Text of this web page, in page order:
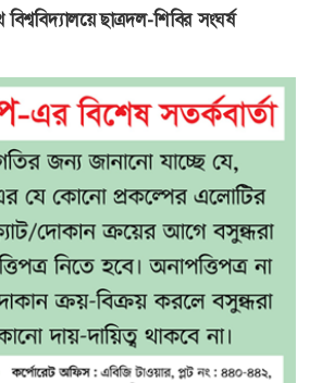
বিশ্ববিদ্যালয়ে ছাত্রদল-শিবির সংঘর্ষ